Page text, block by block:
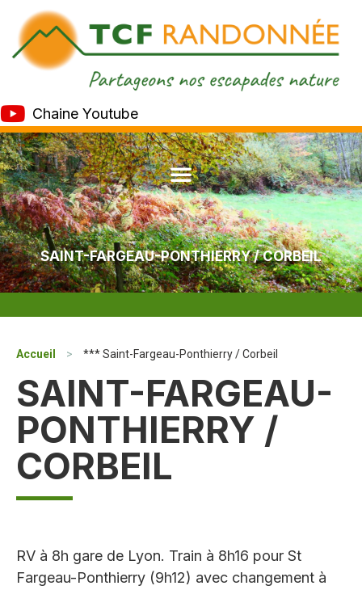
Chaine Youtube
SAINT-FARGEAU-PONTHIERRY / CORBEIL
Accueil > *** Saint-Fargeau-Ponthierry / Corbeil
SAINT-FARGEAU-
PONTHIERRY /
CORBEIL
RV à 8h gare de Lyon. Train à 8h16 pour St
Fargeau-Ponthierry (9h12) avec changement à